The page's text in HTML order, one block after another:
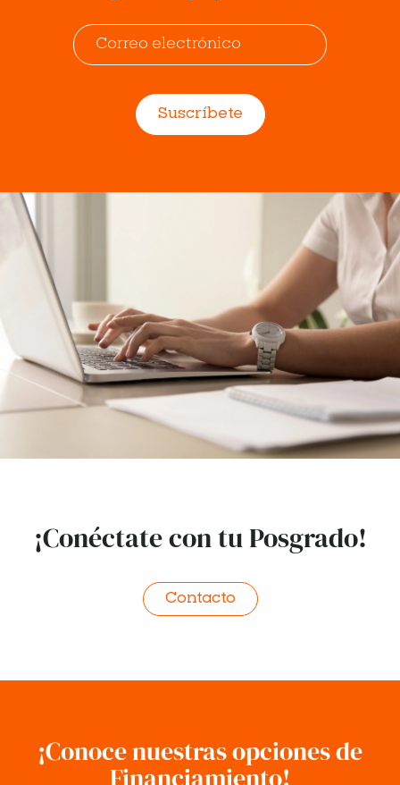
¡Conéctate con tu Posgrado!
Contacto
¡Conoce nuestras opciones de